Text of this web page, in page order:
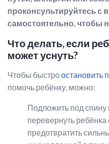
проконсультируйтесь с
самостоятельно, чтобы
Что делать, если
может уснуть?
Чтобы быстроостановить
помочь ребёнку, можно:
Подложить под
перевернуть
предотвратить